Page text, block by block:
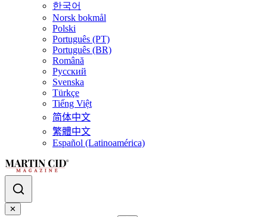
한국어
Norsk bokmål
Polski
Português (PT)
Português (BR)
Română
Русский
Svenska
Türkçe
Tiếng Việt
简体中文
繁體中文
Español (Latinoamérica)
✕